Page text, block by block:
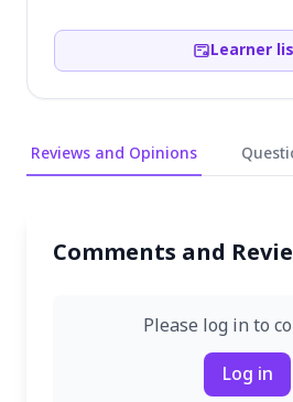
Learner
Reviews and Opinions
Comments and
Please log in to
Log in